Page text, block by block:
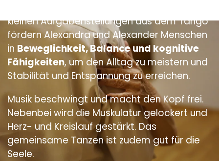
kleinen Aufgabenstellungen aus dem Tango
fördern Alexandra und Alexander Menschen
in Beweglichkeit, Balance und kognitive
Fähigkeiten, um den Alltag zu meistern und
Stabilität und Entspannung zu erreichen.
Musik beschwingt und macht den Kopf frei.
Nebenbei wird die Muskulatur gelockert und
Herz- und Kreislauf gestärkt. Das
gemeinsame Tanzen ist zudem gut für die
Seele.